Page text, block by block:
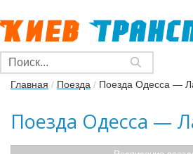
Главная / Поезда / Поезда Одесса —
Поезда Одесса —